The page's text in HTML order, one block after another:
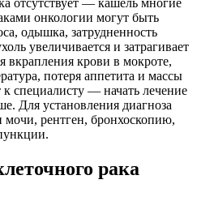
онкологии могут быть
одышка, затрудненность
увеличивается и затрагивает
вкрапления крови в мокроте,
потеря аппетита и массы
специалисту — начать лечение
Для установления диагноза
рентген, бронхоскопию,
рака